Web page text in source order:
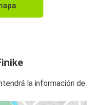
la información de